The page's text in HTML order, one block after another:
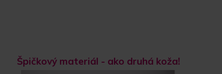
Špičkový materiál - ako druhá koža!